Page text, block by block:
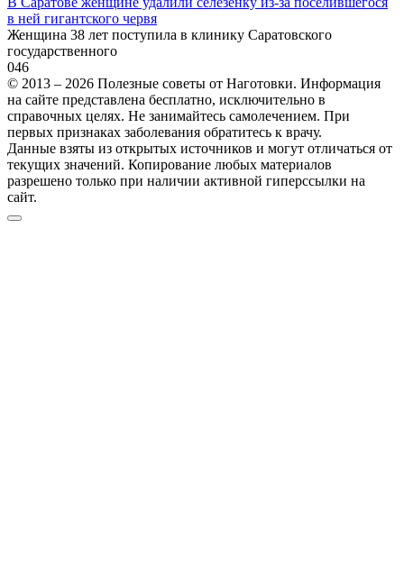
в ней гигантского червя
Женщина 38 лет поступила в клинику Саратовского
государственного
046
© 2013 – 2026 Полезные советы от Наготовки. Информация
на сайте представлена бесплатно, исключительно в
справочных целях. Не занимайтесь самолечением. При
первых признаках заболевания обратитесь к врачу.
Данные взяты из открытых источников и могут отличаться от
текущих значений. Копирование любых материалов
разрешено только при наличии активной гиперссылки на
сайт.